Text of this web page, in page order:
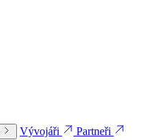
Vývojáři
Partneři